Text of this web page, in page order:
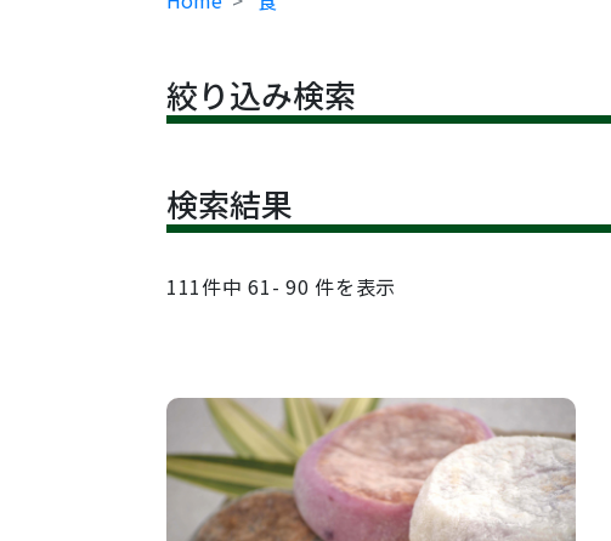
絞り込み検索
検索結果
111件中61- 90件を表示